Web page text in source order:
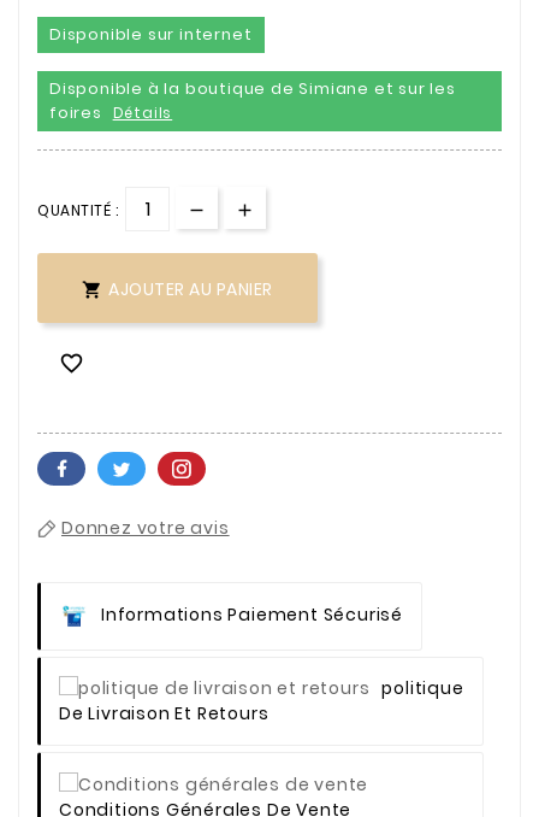
Disponible sur internet
Disponible à la boutique de Simiane et sur les
foires
Détails
QUANTITÉ :
 AJOUTER AU PANIER

Donnez votre avis
Informations Paiement Sécurisé
Politique
De Livraison Et Retours
Conditions Générales De Vente